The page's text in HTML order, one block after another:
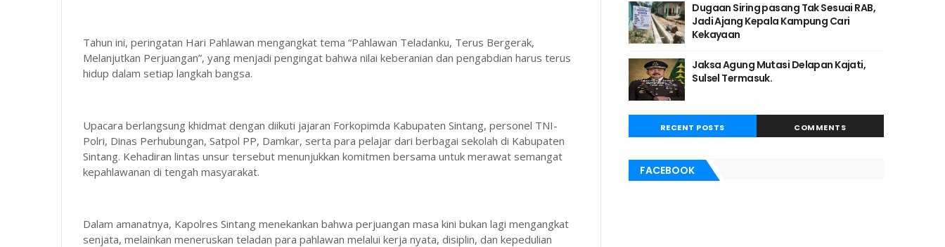
Tahun ini, peringatan Hari Pahlawan mengangkat tema “Pahlawan Teladanku, Terus Bergerak,
Melanjutkan Perjuangan”, yang menjadi pengingat bahwa nilai keberanian dan pengabdian harus terus
hidup dalam setiap langkah bangsa.
Upacara berlangsung khidmat dengan diikuti jajaran Forkopimda Kabupaten Sintang, personel TNI-
Polri, Dinas Perhubungan, Satpol PP, Damkar, serta para pelajar dari berbagai sekolah di Kabupaten
Sintang. Kehadiran lintas unsur tersebut menunjukkan komitmen bersama untuk merawat semangat
kepahlawanan di tengah masyarakat.
Dalam amanatnya, Kapolres Sintang menekankan bahwa perjuangan masa kini bukan lagi mengangkat
senjata, melainkan meneruskan teladan para pahlawan melalui kerja nyata, disiplin, dan kepedulian
Dugaan Siring pasang Tak Sesuai RAB,
Jadi Ajang Kepala Kampung Cari
Kekayaan
Jaksa Agung Mutasi Delapan Kajati,
Sulsel Termasuk.
RECENT POSTS COMMENTS
FACEBOOK